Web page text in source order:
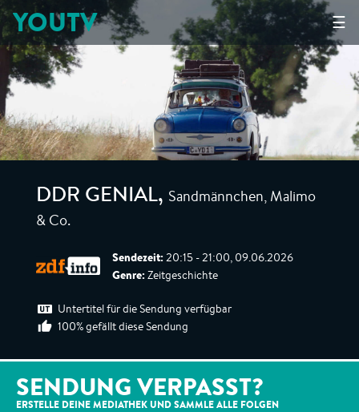
☰
YOUTV
DDR GENIAL, Sandmännchen, Malimo
& Co.
Sendezeit: 20:15 - 21:00, 09.06.2026
Genre: Zeitgeschichte
Untertitel für die Sendung verfügbar
100% gefällt diese Sendung
SENDUNG VERPASST?
ERSTELLE DEINE MEDIATHEK UND SAMMLE ALLE FOLGEN